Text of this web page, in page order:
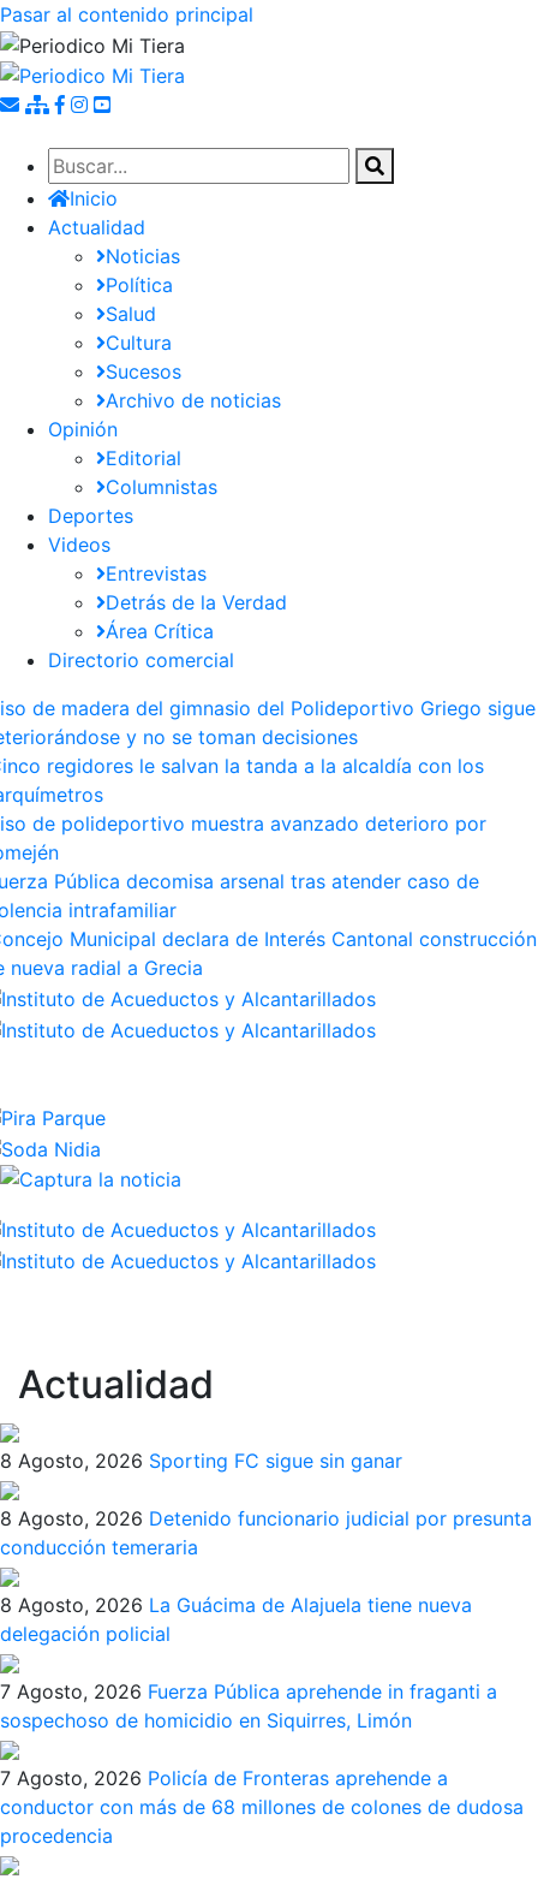
Pasar al contenido principal
Inicio
Actualidad
Noticias
Política
Salud
Cultura
Sucesos
Archivo de noticias
Opinión
Editorial
Columnistas
Deportes
Videos
Entrevistas
Detrás de la Verdad
Área Crítica
Directorio comercial
de madera del gimnasio del Polideportivo Griego sigue
y no se toman decisiones
regidores le salvan la tanda a la alcaldía con los
de polideportivo muestra avanzado deterioro por
Pública decomisa arsenal tras atender caso de
intrafamiliar
Municipal declara de Interés Cantonal construcción
nueva radial a Grecia
Actualidad
8 Agosto, 2026 Sporting FC sigue sin ganar
8 Agosto, 2026 Detenido funcionario judicial por presunta
conducción temeraria
8 Agosto, 2026 La Guácima de Alajuela tiene nueva
delegación policial
7 Agosto, 2026 Fuerza Pública aprehende in fraganti a
sospechoso de homicidio en Siquirres, Limón
7 Agosto, 2026 Policía de Fronteras aprehende a
conductor con más de 68 millones de colones de dudosa
procedencia